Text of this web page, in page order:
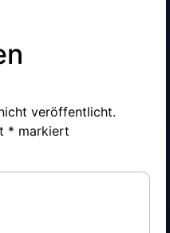
veröffentlicht.
* markiert